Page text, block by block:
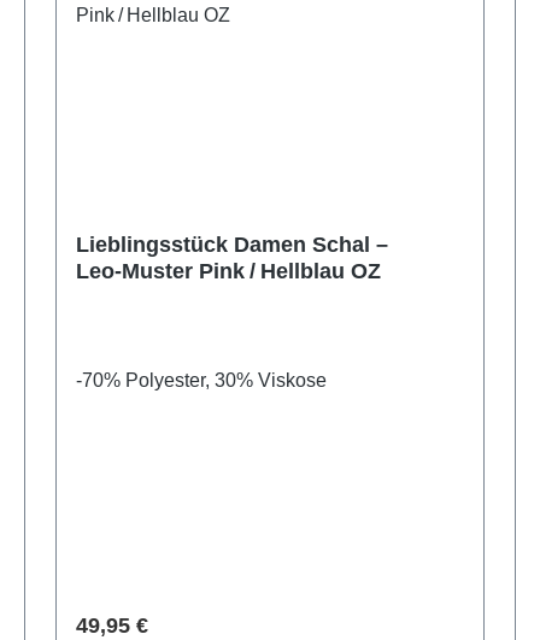
Lieblingsstück Damen Schal –
Leo‑Muster Pink / Hellblau OZ
-70% Polyester, 30% Viskose
Regulärer Preis:
49,95 €